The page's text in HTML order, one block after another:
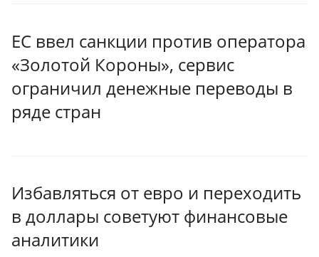
ЕС ввел санкции против оператора
«Золотой Короны», сервис
ограничил денежные переводы в
ряде стран
Избавляться от евро и переходить
в доллары советуют финансовые
аналитики